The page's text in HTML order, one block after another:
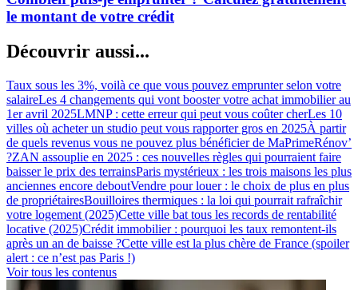
le montant de votre crédit
Découvrir aussi...
Taux sous les 3%, voilà ce que vous pouvez emprunter selon votre
salaireLes 4 changements qui vont booster votre achat immobilier au
1er avril 2025LMNP : cette erreur qui peut vous coûter cherLes 10
villes où acheter un studio peut vous rapporter gros en 2025À partir
de quels revenus vous ne pouvez plus bénéficier de MaPrimeRénov’
?ZAN assouplie en 2025 : ces nouvelles règles qui pourraient faire
baisser le prix des terrainsParis mystérieux : les trois maisons les plus
anciennes encore deboutVendre pour louer : le choix de plus en plus
de propriétairesBouilloires thermiques : la loi qui pourrait rafraîchir
votre logement (2025)Cette ville bat tous les records de rentabilité
locative (2025)Crédit immobilier : pourquoi les taux remontent-ils
après un an de baisse ?Cette ville est la plus chère de France (spoiler
alert : ce n’est pas Paris !)
Voir tous les contenus